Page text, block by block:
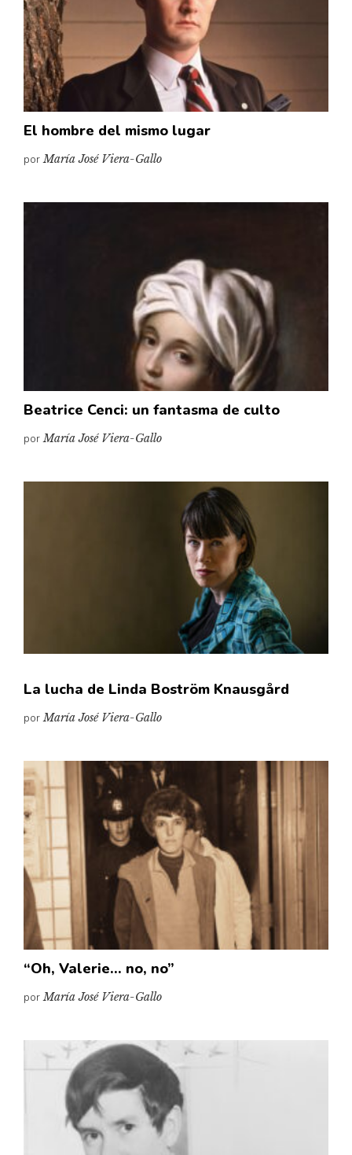
El hombre del mismo lugar
porMaría José Viera-Gallo
Beatrice Cenci: un fantasma de culto
porMaría José Viera-Gallo
La lucha de Linda Boström Knausgård
porMaría José Viera-Gallo
“Oh, Valerie… no, no”
porMaría José Viera-Gallo